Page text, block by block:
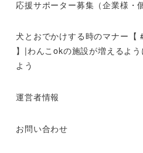
応援サポーター募集（企業様・
犬とおでかけする時のマナー【
】|わんこokの施設が増えるよ
よう
運営者情報
お問い合わせ